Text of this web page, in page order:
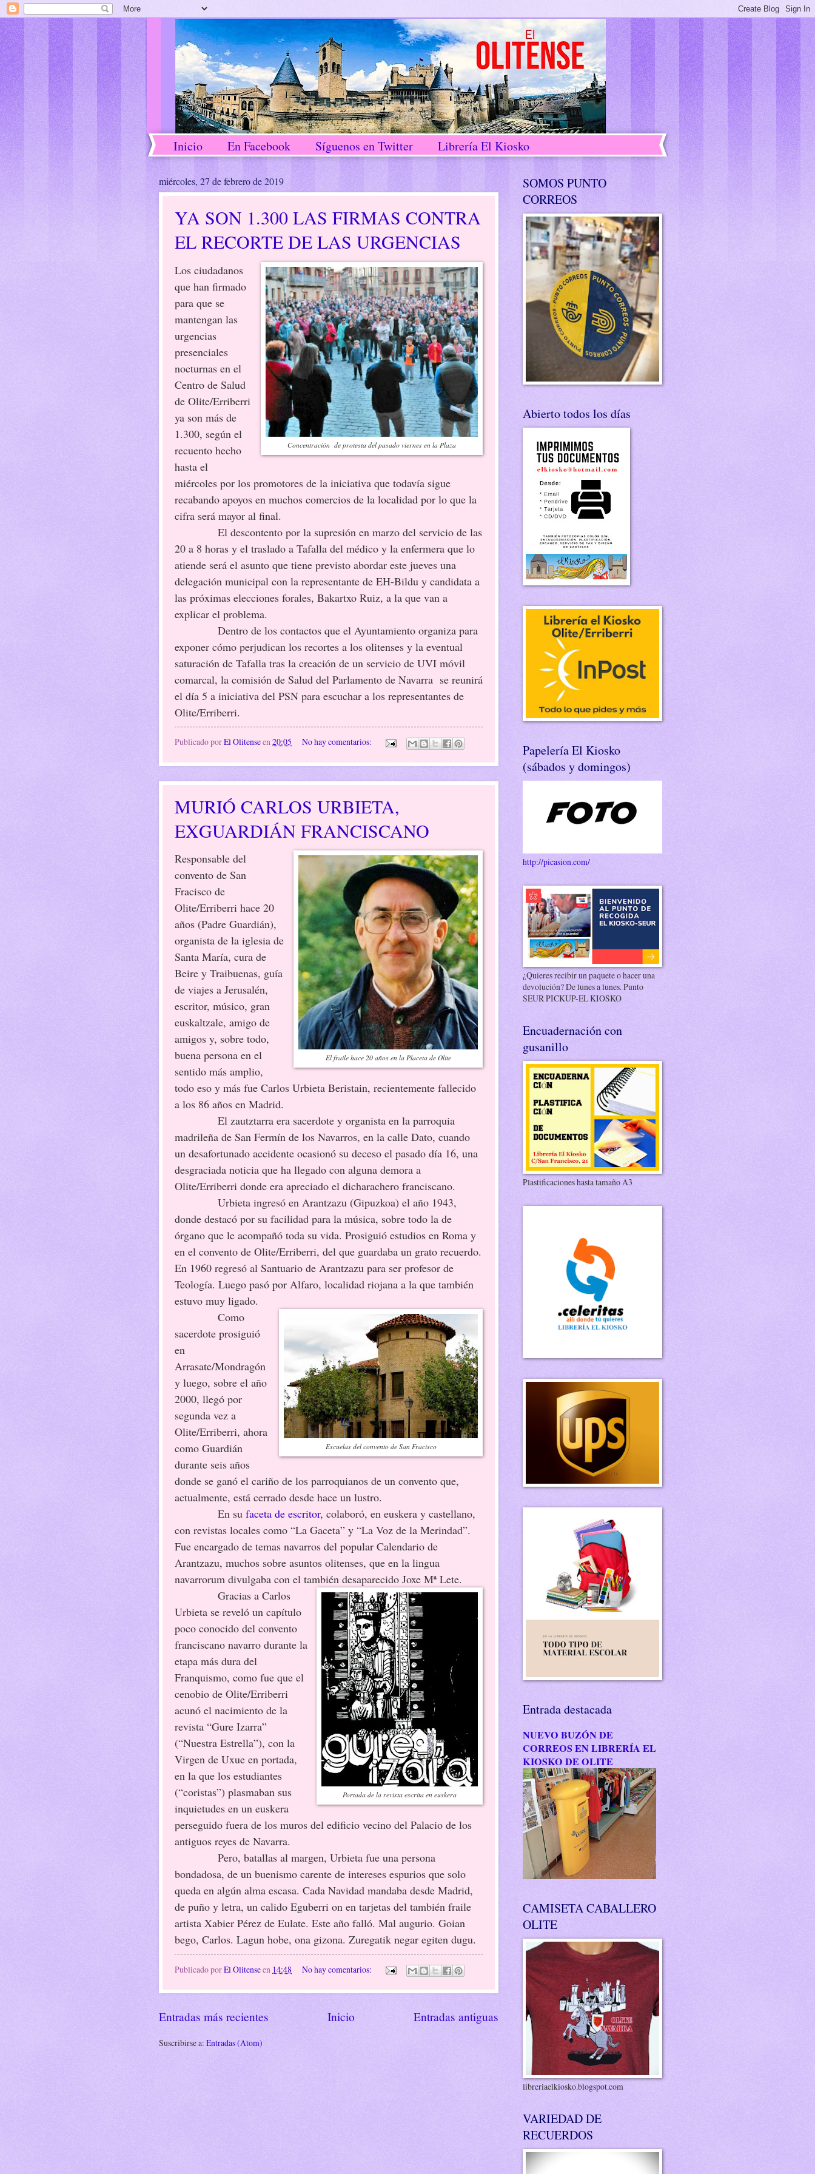
Inicio En Facebook Síguenos en Twitter Librería El Kiosko
miércoles, 27 de febrero de 2019
YA SON 1.300 LAS FIRMAS CONTRA
EL RECORTE DE LAS URGENCIAS
Concentración de protesta del pasado viernes en la Plaza
Los ciudadanos
que han firmado
para que se
mantengan las
urgencias
presenciales
nocturnas en el
Centro de Salud
de Olite/Erriberri
ya son más de
1.300, según el
recuento hecho
hasta el
miércoles por los promotores de la iniciativa que todavía sigue
recabando apoyos en muchos comercios de la localidad por lo que la
cifra será mayor al final.
El descontento por la supresión en marzo del servicio de las
20 a 8 horas y el traslado a Tafalla del médico y la enfermera que lo
atiende será el asunto que tiene previsto abordar este jueves una
delegación municipal con la representante de EH-Bildu y candidata a
las próximas elecciones forales, Bakartxo Ruiz, a la que van a
explicar el problema.
Dentro de los contactos que el Ayuntamiento organiza para
exponer cómo perjudican los recortes a los olitenses y la eventual
saturación de Tafalla tras la creación de un servicio de UVI móvil
comarcal, la comisión de Salud del Parlamento de Navarra se reunirá
el día 5 a iniciativa del PSN para escuchar a los representantes de
Olite/Erriberri.
Publicado porEl Olitenseen20:05 No hay comentarios:
MURIÓ CARLOS URBIETA,
EXGUARDIÁN FRANCISCANO
El fraile hace 20 años en la Placeta de Olite
Responsable del
convento de San
Fracisco de
Olite/Erriberri hace 20
años (Padre Guardián),
organista de la iglesia de
Santa María, cura de
Beire y Traibuenas, guía
de viajes a Jerusalén,
escritor, músico, gran
euskaltzale, amigo de
amigos y, sobre todo,
buena persona en el
sentido más amplio,
todo eso y más fue Carlos Urbieta Beristain, recientemente fallecido
a los 86 años en Madrid.
El zautztarra era sacerdote y organista en la parroquia
madrileña de San Fermín de los Navarros, en la calle Dato, cuando
un desafortunado accidente ocasionó su deceso el pasado día 16, una
desgraciada noticia que ha llegado con alguna demora a
Olite/Erriberri donde era apreciado el dicharachero franciscano.
Urbieta ingresó en Arantzazu (Gipuzkoa) el año 1943,
donde destacó por su facilidad para la música, sobre todo la de
órgano que le acompañó toda su vida. Prosiguió estudios en Roma y
en el convento de Olite/Erriberri, del que guardaba un grato recuerdo.
En 1960 regresó al Santuario de Arantzazu para ser profesor de
Teología. Luego pasó por Alfaro, localidad riojana a la que también
estuvo muy ligado.
Escuelas del convento de San Fracisco
Como
sacerdote prosiguió
en
Arrasate/Mondragón
y luego, sobre el año
2000, llegó por
segunda vez a
Olite/Erriberri, ahora
como Guardián
durante seis años
donde se ganó el cariño de los parroquianos de un convento que,
actualmente, está cerrado desde hace un lustro.
En su faceta de escritor, colaboró, en euskera y castellano,
con revistas locales como “La Gaceta” y “La Voz de la Merindad”.
Fue encargado de temas navarros del popular Calendario de
Arantzazu, muchos sobre asuntos olitenses, que en la lingua
navarrorum divulgaba con el también desaparecido Joxe Mª Lete.
Portada de la revista escrita en euskera
Gracias a Carlos
Urbieta se reveló un capítulo
poco conocido del convento
franciscano navarro durante la
etapa más dura del
Franquismo, como fue que el
cenobio de Olite/Erriberri
acunó el nacimiento de la
revista “Gure Izarra”
(“Nuestra Estrella”), con la
Virgen de Uxue en portada,
en la que los estudiantes
(“coristas”) plasmaban sus
inquietudes en un euskera
perseguido fuera de los muros del edificio vecino del Palacio de los
antiguos reyes de Navarra.
Pero, batallas al margen, Urbieta fue una persona
bondadosa, de un buenismo carente de intereses espurios que solo
queda en algún alma escasa. Cada Navidad mandaba desde Madrid,
de puño y letra, un calido Eguberri on en tarjetas del también fraile
artista Xabier Pérez de Eulate. Este año falló. Mal augurio. Goian
bego, Carlos. Lagun hobe, ona gizona. Zuregatik negar egiten dugu.
Publicado porEl Olitenseen 14:48 No hay comentarios:
Entradas más recientes Entradas antiguas
Inicio
Suscribirse a: Entradas (Atom)
SOMOS PUNTO
CORREOS
Abierto todos los días
Papelería El Kiosko
(sábados y domingos)
http://picasion.com/
¿Quieres recibir un paquete o hacer una
devolución? De lunes a lunes. Punto
SEUR PICKUP-EL KIOSKO
Encuadernación con
gusanillo
Plastificaciones hasta tamaño A3
Entrada destacada
NUEVO BUZÓN DE
CORREOS EN LIBRERÍA EL
KIOSKO DE OLITE
CAMISETA CABALLERO
OLITE
libreriaelkiosko.blogspot.com
VARIEDAD DE
RECUERDOS